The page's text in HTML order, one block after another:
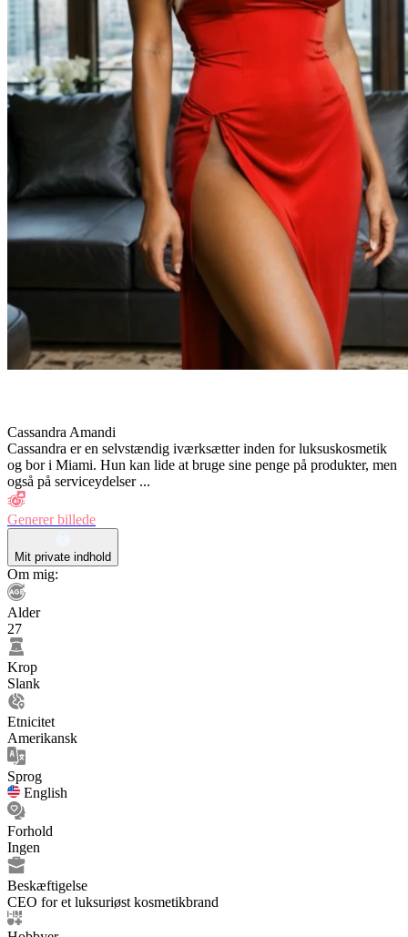
Cassandra Amandi
Cassandra er en selvstændig iværksætter inden for luksuskosmetik
og bor i Miami. Hun kan lide at bruge sine penge på produkter, men
også på serviceydelser ...
Generer billede
Mit private indhold
Om mig:
Alder
27
Krop
Slank
Etnicitet
Amerikansk
Sprog
English
Forhold
Ingen
Beskæftigelse
CEO for et luksuriøst kosmetikbrand